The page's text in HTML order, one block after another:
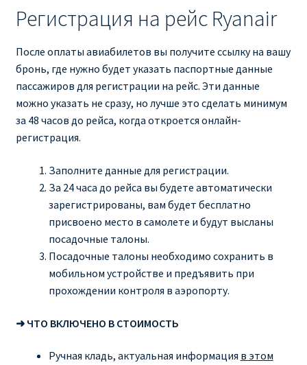
Регистрация на рейс Ryanair
После оплаты авиабилетов вы получите ссылку на вашу
бронь, где нужно будет указать паспортные данные
пассажиров для регистрации на рейс. Эти данные
можно указать не сразу, но лучше это сделать минимум
за 48 часов до рейса, когда откроется онлайн-
регистрация.
Заполните данные для регистрации.
За 24 часа до рейса вы будете автоматически
зарегистрированы, вам будет бесплатно
присвоено место в самолете и будут высланы
посадочные талоны.
Посадочные талоны необходимо сохранить в
мобильном устройстве и предъявить при
прохождении контроля в аэропорту.
➜ ЧТО ВКЛЮЧЕНО В СТОИМОСТЬ
Ручная кладь, актуальная информация в этом